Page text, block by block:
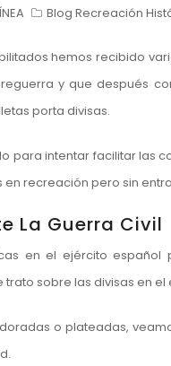
Blog Recreación
hemos recibido
y que después
porta divisas.
para intentar facilitar las
recreación pero sin
La Guerra Civil
en el ejército
trato sobre las divisas en
o plateadas,